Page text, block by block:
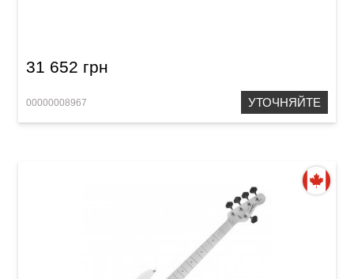
31 652 грн
00000008967 УТОЧНЯЙТЕ